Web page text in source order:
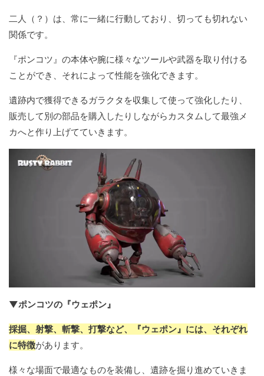
二人（？）は、常に一緒に行動しており、切っても切れない
関係です。
『ポンコツ』の本体や腕に様々なツールや武器を取り付ける
ことができ、それによって性能を強化できます。
遺跡内で獲得できるガラクタを収集して使って強化したり、
販売して別の部品を購入したりしながらカスタムして最強メ
カへと作り上げてていきます。
▼ポンコツの『ウェポン』
採掘、射撃、斬撃、打撃など、『ウェポン』には、それぞれ
に特徴があります。
様々な場面で最適なものを装備し、遺跡を掘り進めていきま